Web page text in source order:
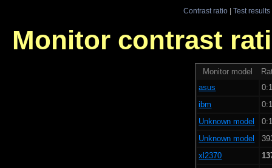
Contrast ratio| Test results
Monitor contrast
Monitor model
asus
ibm
Unknown model
Unknown model
xl2370